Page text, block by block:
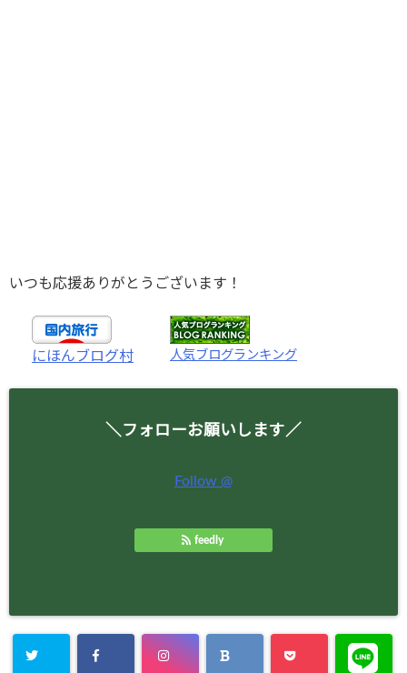
いつも応援ありがとうございます！
にほんブログ村 人気ブログランキング
＼フォローお願いします／
Follow @
feedly